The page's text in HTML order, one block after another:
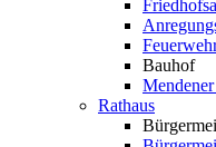
Bauhof
Rathaus